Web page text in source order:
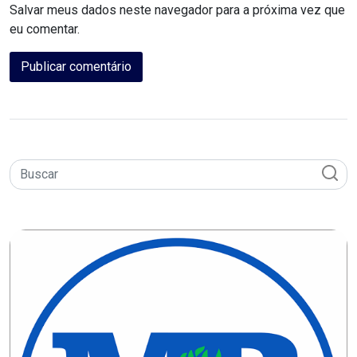
MACAU
CÂMARA
DE
NATAL
CÂMARA
FEDERAL
CÂMARA
MUNICIPAL
MACAU
Salvar meus dados neste navegador para a próxima vez que
eu comentar.